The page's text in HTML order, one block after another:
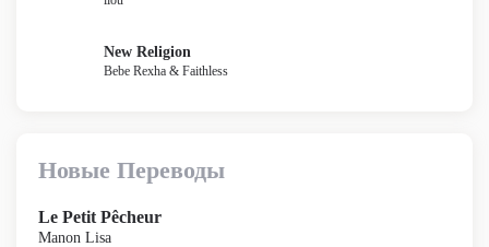
New Religion
Bebe Rexha & Faithless
Новые Переводы
Le Petit Pêcheur
Manon Lisa